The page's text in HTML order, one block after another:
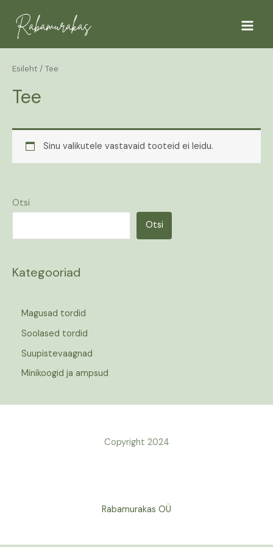
content
Menu
Otsi
Otsi
Kategooriad
Magusad tordid
Soolased tordid
Suupistevaagnad
Minikoogid ja ampsud
Esileht / Tee
Tee
Sinu valikutele vastavaid tooteid ei leidu.
Copyright 2024
Rabamurakas OÜ